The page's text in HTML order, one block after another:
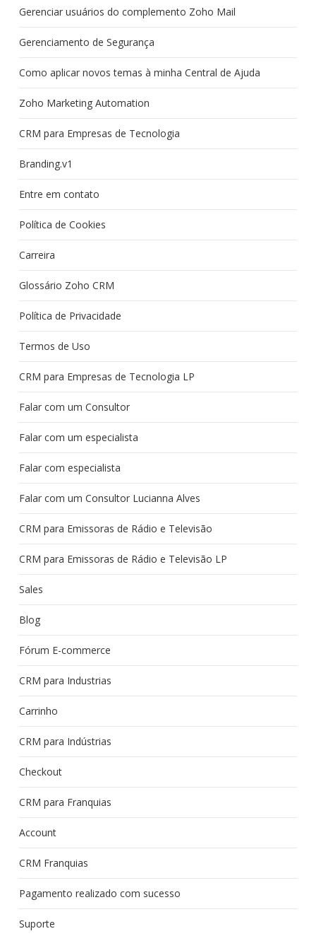
Gerenciar usuários do complemento Zoho Mail
Gerenciamento de Segurança
Como aplicar novos temas à minha Central de Ajuda
Zoho Marketing Automation
CRM para Empresas de Tecnologia
Branding.v1
Entre em contato
Política de Cookies
Carreira
Glossário Zoho CRM
Política de Privacidade
Termos de Uso
CRM para Empresas de Tecnologia LP
Falar com um Consultor
Falar com um especialista
Falar com especialista
Falar com um Consultor Lucianna Alves
CRM para Emissoras de Rádio e Televisão
CRM para Emissoras de Rádio e Televisão LP
Sales
Blog
Fórum E-commerce
CRM para Industrias
Carrinho
CRM para Indústrias
Checkout
CRM para Franquias
Account
CRM Franquias
Pagamento realizado com sucesso
Suporte